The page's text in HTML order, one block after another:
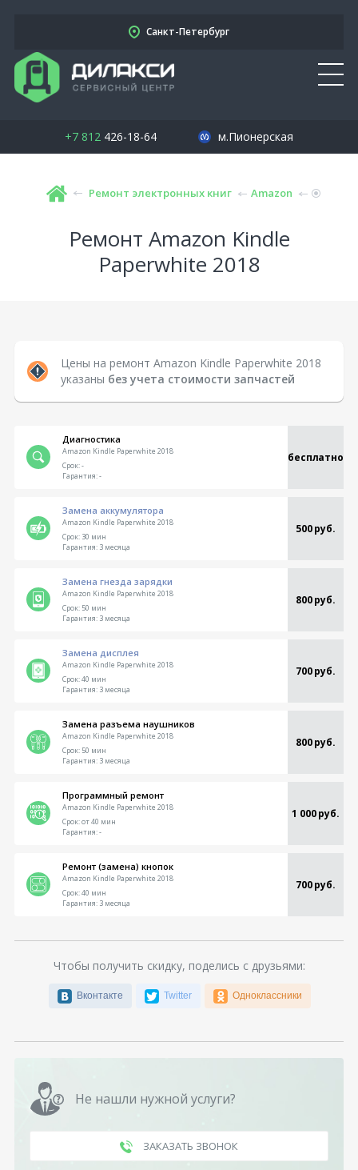
Санкт-Петербург
+7 812426-18-64 м.Пионерская
Ремонт электронных книг Amazon
Ремонт Amazon Kindle
Paperwhite 2018
Цены на ремонт Amazon Kindle Paperwhite 2018
указаны без учета стоимости запчастей
Диагностика
Amazon Kindle Paperwhite 2018 бесплатно
Срок:-
Гарантия:-
Замена аккумулятора
Amazon Kindle Paperwhite 2018 500 руб.
Срок:30 мин
Гарантия:3 месяца
Замена гнезда зарядки
Amazon Kindle Paperwhite 2018 800 руб.
Срок:50 мин
Гарантия:3 месяца
Замена дисплея
Amazon Kindle Paperwhite 2018 700 руб.
Срок:40 мин
Гарантия:3 месяца
Замена разъема наушников
Amazon Kindle Paperwhite 2018 800 руб.
Срок:50 мин
Гарантия:3 месяца
Программный ремонт
Amazon Kindle Paperwhite 2018 1 000 руб.
Срок:от 40 мин
Гарантия:-
Ремонт (замена) кнопок
Amazon Kindle Paperwhite 2018 700 руб.
Срок:40 мин
Гарантия:3 месяца
Чтобы получить скидку, поделись с друзьями:
Вконтакте Twitter Одноклассники
Не нашли нужной услуги?
ЗАКАЗАТЬ ЗВОНОК